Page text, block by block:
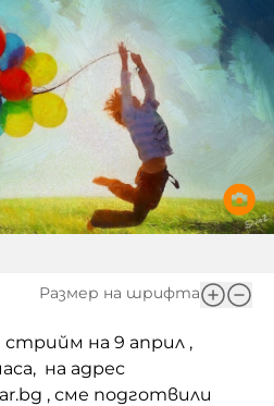
Размер на шрифта
на 9 април ,
на адрес
, сме подготвили